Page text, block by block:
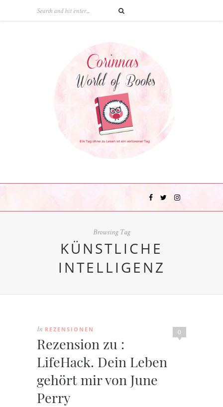
Browsing Tag
KÜNSTLICHE
INTELLIGENZ
0
In REZENSIONEN
Rezension zu :
LifeHack. Dein Leben
gehört mir von June
Perry